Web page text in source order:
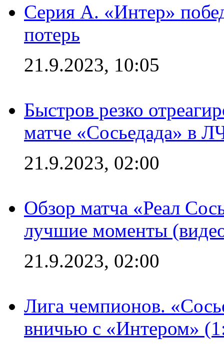
Серия А. «Интер»
потерь
21.9.2023, 10:05
Быстров резко
матче «Сосьедада» в
21.9.2023, 02:00
Обзор матча «Реал
лучшие моменты
21.9.2023, 02:00
Лига чемпионов.
вничью с «Интером»